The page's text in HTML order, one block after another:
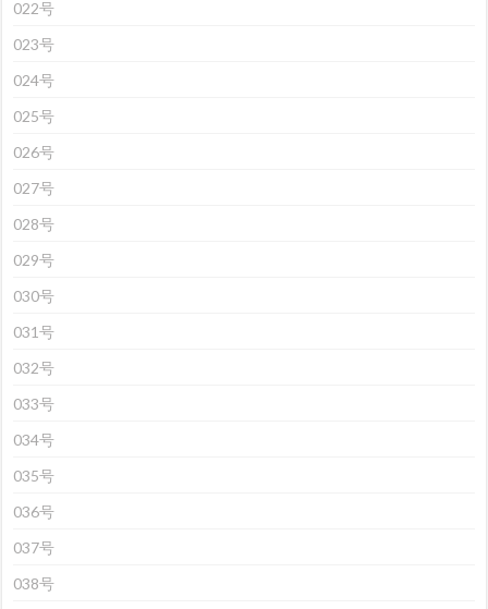
022号
023号
024号
025号
026号
027号
028号
029号
030号
031号
032号
033号
034号
035号
036号
037号
038号